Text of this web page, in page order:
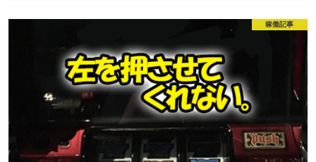
稼働記事